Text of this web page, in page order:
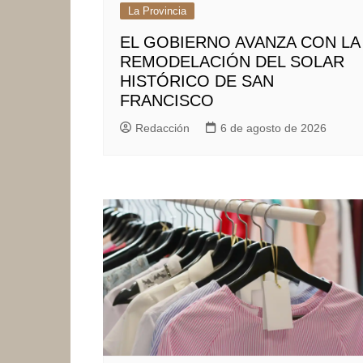
La Provincia
EL GOBIERNO AVANZA CON LA
REMODELACIÓN DEL SOLAR
HISTÓRICO DE SAN
FRANCISCO
Redacción 6 de agosto de 2026